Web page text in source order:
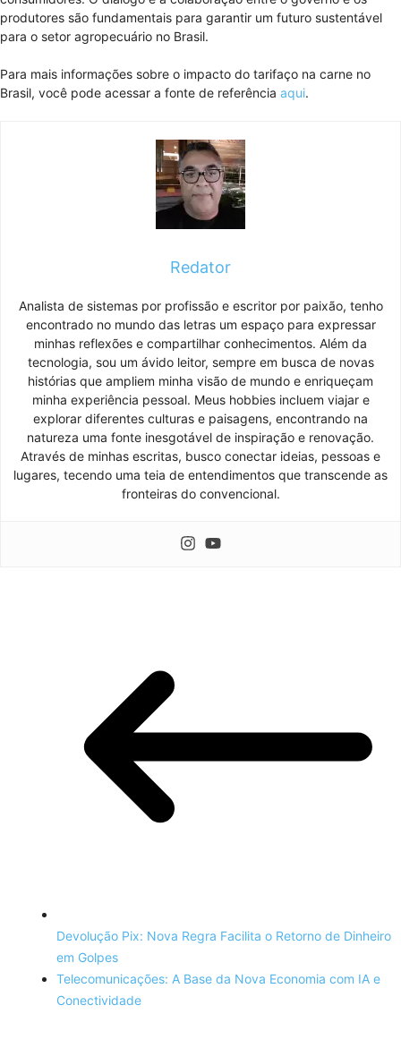
produtores são fundamentais para garantir um futuro sustentável
para o setor agropecuário no Brasil.
Para mais informações sobre o impacto do tarifaço na carne no
Brasil, você pode acessar a fonte de referência aqui.
Redator
Analista de sistemas por profissão e escritor por paixão, tenho
encontrado no mundo das letras um espaço para expressar
minhas reflexões e compartilhar conhecimentos. Além da
tecnologia, sou um ávido leitor, sempre em busca de novas
histórias que ampliem minha visão de mundo e enriqueçam
minha experiência pessoal. Meus hobbies incluem viajar e
explorar diferentes culturas e paisagens, encontrando na
natureza uma fonte inesgotável de inspiração e renovação.
Através de minhas escritas, busco conectar ideias, pessoas e
lugares, tecendo uma teia de entendimentos que transcende as
fronteiras do convencional.
Devolução Pix: Nova Regra Facilita o Retorno de Dinheiro
em Golpes
Telecomunicações: A Base da Nova Economia com IA e
Conectividade